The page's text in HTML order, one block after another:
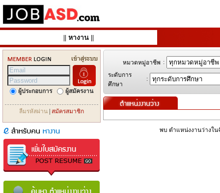
หางาน
ผู้ประกอบการ ผู้สมัครงาน
ลืมรหัสผ่าน สมัครสมาชิก
หมวดหมู่อาชีพ :
ระดับการ
ศึกษา
:
พบ ตำแหน่งงานว่างใน